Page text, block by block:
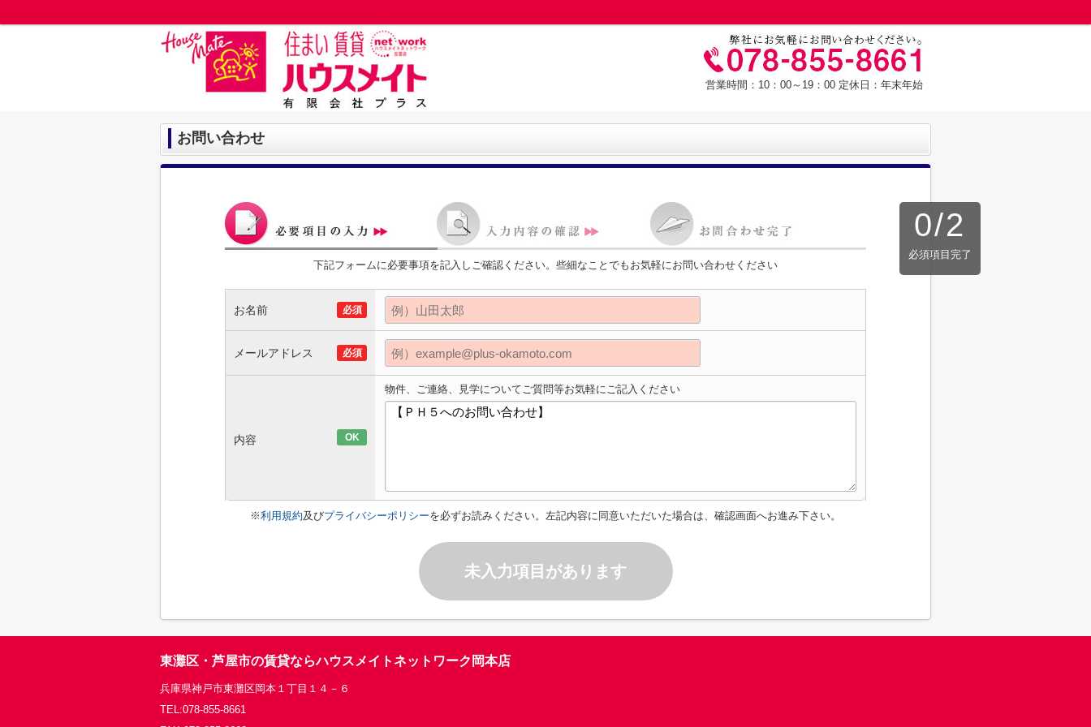
営業時間：10：00～19：00 定休日：年末年始
お問い合わせ
0/2
必須項目完了
下記フォームに必要事項を記入しご確認ください。些細なことでもお気軽にお問い合わせください
お名前 必須
メールアドレス 必須
内容 OK
物件、ご連絡、見学についてご質問等お気軽にご記入ください
※利用規約及びプライバシーポリシーを必ずお読みください。左記内容に同意いただいた場合は、確認画面へお進み下さい。
未入力項目があります
東灘区・芦屋市の賃貸ならハウスメイトネットワーク岡本店
兵庫県神戸市東灘区岡本１丁目１４－６
TEL:078-855-8661